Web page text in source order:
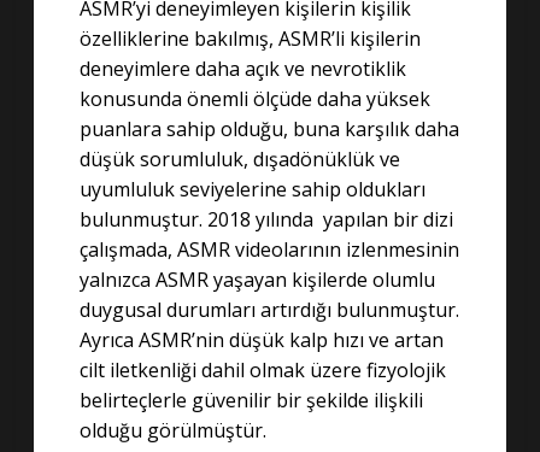
ASMR’yi deneyimleyen kişilerin kişilik
özelliklerine bakılmış, ASMR’li kişilerin
deneyimlere daha açık ve nevrotiklik
konusunda önemli ölçüde daha yüksek
puanlara sahip olduğu, buna karşılık daha
düşük sorumluluk, dışadönüklük ve
uyumluluk seviyelerine sahip oldukları
bulunmuştur. 2018 yılında yapılan bir dizi
çalışmada, ASMR videolarının izlenmesinin
yalnızca ASMR yaşayan kişilerde olumlu
duygusal durumları artırdığı bulunmuştur.
Ayrıca ASMR’nin düşük kalp hızı ve artan
cilt iletkenliği dahil olmak üzere fizyolojik
belirteçlerle güvenilir bir şekilde ilişkili
olduğu görülmüştür.